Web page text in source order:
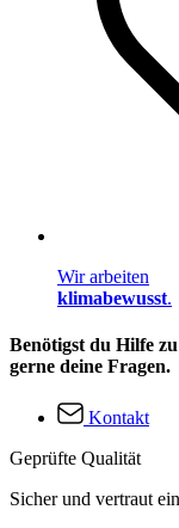
Wir arbeiten
klimabewusst.
Benötigst du Hilfe
gerne deine Fragen.
Kontakt
Geprüfte Qualität
Sicher und vertraut